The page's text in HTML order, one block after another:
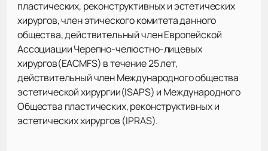
пластических, реконструктивных и эстетических
хирургов, член этического комитета данного
общества, действительный член Европейской
Ассоциации Черепно-челюстно-лицевых
хирургов(EACMFS) в течение 25 лет,
действительный член Международного общества
эстетической хирургии(ISAPS) и Международного
Общества пластических, реконструктивных и
эстетических хирургов (IPRAS).